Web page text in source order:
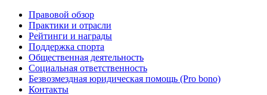
Правовой обзор
Практики и отрасли
Рейтинги и награды
Поддержка спорта
Общественная деятельность
Социальная ответственность
Безвозмездная юридическая помощь (Pro bono)
Контакты